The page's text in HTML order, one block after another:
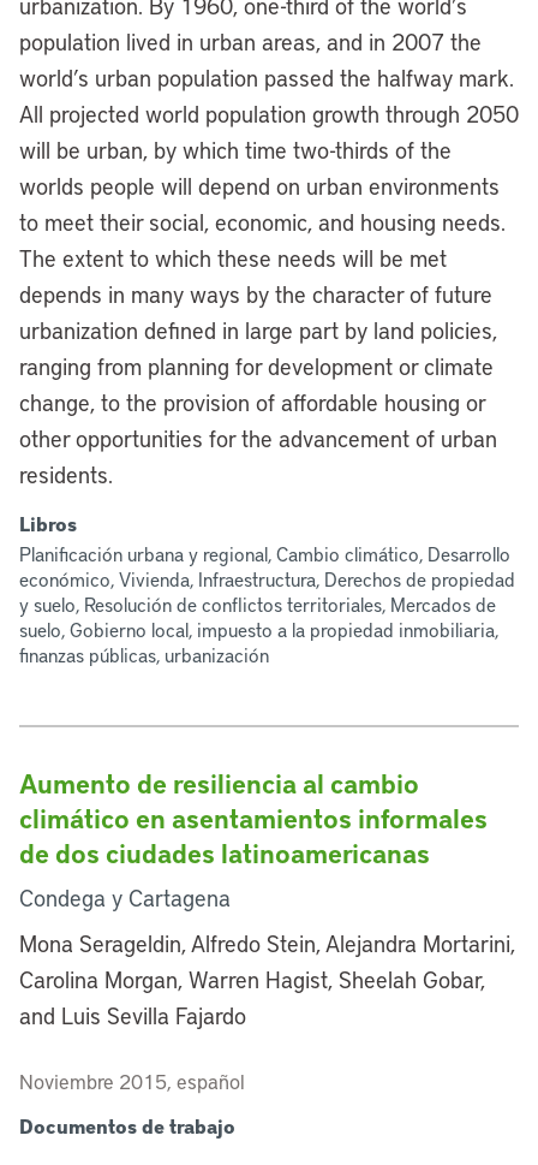
population lived in urban areas, and in 2007 the
world’s urban population passed the halfway mark.
All projected world population growth through 2050
will be urban, by which time two-thirds of the
worlds people will depend on urban environments
to meet their social, economic, and housing needs.
The extent to which these needs will be met
depends in many ways by the character of future
urbanization defined in large part by land policies,
ranging from planning for development or climate
change, to the provision of affordable housing or
other opportunities for the advancement of urban
residents.
Libros
Planificación urbana y regional, Cambio climático, Desarrollo
económico, Vivienda, Infraestructura, Derechos de propiedad
y suelo, Resolución de conflictos territoriales, Mercados de
suelo, Gobierno local, impuesto a la propiedad inmobiliaria,
finanzas públicas, urbanización
Aumento de resiliencia al cambio
climático en asentamientos informales
de dos ciudades latinoamericanas
Condega y Cartagena
Mona Serageldin, Alfredo Stein, Alejandra Mortarini,
Carolina Morgan, Warren Hagist, Sheelah Gobar,
and Luis Sevilla Fajardo
Noviembre 2015, español
Documentos de trabajo